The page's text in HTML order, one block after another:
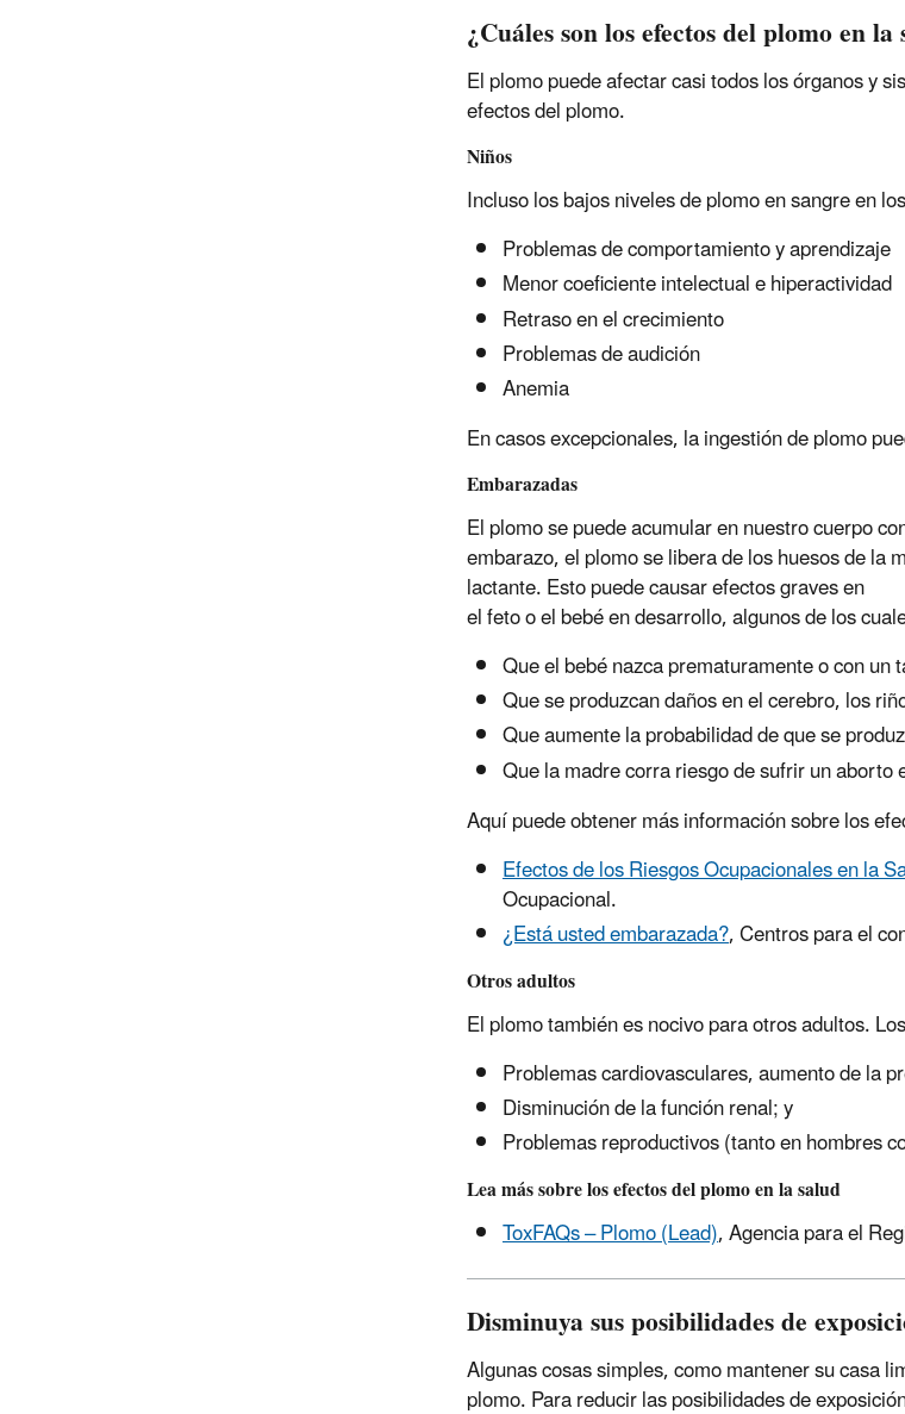
¿Cuáles son los efectos del plomo en la
El plomo puede afectar casi todos los órganos y
efectos del plomo.
Niños
Incluso los bajos niveles de plomo en sangre en
Problemas de comportamiento y aprendizaje
Menor coeficiente intelectual e hiperactividad
Retraso en el crecimiento
Problemas de audición
Anemia
En casos excepcionales, la ingestión de plomo
Embarazadas
El plomo se puede acumular en nuestro cuerpo
embarazo, el plomo se libera de los huesos de la
lactante. Esto puede causar efectos graves en
el feto o el bebé en desarrollo, algunos de los
Que el bebé nazca prematuramente o con un
Que se produzcan daños en el cerebro, los
Que aumente la probabilidad de que se
Que la madre corra riesgo de sufrir un aborto
Aquí puede obtener más información sobre los
Efectos de los Riesgos Ocupacionales en la
Ocupacional.
¿Está usted embarazada?, Centros para el
Otros adultos
El plomo también es nocivo para otros adultos.
Problemas cardiovasculares, aumento de la
Disminución de la función renal; y
Problemas reproductivos (tanto en hombres
Lea más sobre los efectos del plomo en la salud
ToxFAQs – Plomo (Lead), Agencia para el
Disminuya sus posibilidades de
Algunas cosas simples, como mantener su casa
plomo. Para reducir las posibilidades de